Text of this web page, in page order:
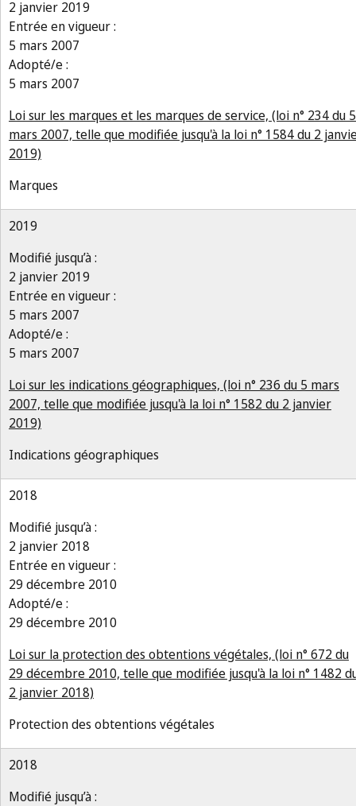
2 janvier 2019
Entrée en vigueur :
5 mars 2007
Adopté/e :
5 mars 2007
Loi sur les marques et les marques de service, (loi n° 234 du 5
mars 2007, telle que modifiée jusqu'à la loi n° 1584 du 2
2019)
Marques
2019
Modifié jusqu’à :
2 janvier 2019
Entrée en vigueur :
5 mars 2007
Adopté/e :
5 mars 2007
Loi sur les indications géographiques, (loi n° 236 du 5 mars
2007, telle que modifiée jusqu'à la loi n° 1582 du 2 janvier
2019)
Indications géographiques
2018
Modifié jusqu’à :
2 janvier 2018
Entrée en vigueur :
29 décembre 2010
Adopté/e :
29 décembre 2010
Loi sur la protection des obtentions végétales, (loi n° 672 du
29 décembre 2010, telle que modifiée jusqu'à la loi n° 1482
2 janvier 2018)
Protection des obtentions végétales
2018
Modifié jusqu’à :